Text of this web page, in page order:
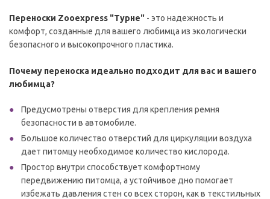
Переноски Zooexpress "Турне" - это надежность и
комфорт, созданные для вашего любимца из экологически
безопасного и высокопрочного пластика.
Почему переноска идеально подходит для вас и вашего
любимца?
Предусмотрены отверстия для крепления ремня
безопасности в автомобиле.
Большое количество отверстий для циркуляции воздуха
дает питомцу необходимое количество кислорода.
Простор внутри способствует комфортному
передвижению питомца, а устойчивое дно помогает
избежать давления стен со всех сторон, как в текстильных